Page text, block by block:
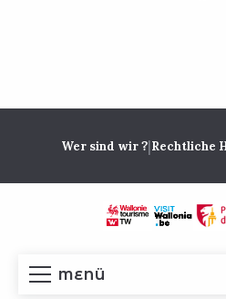
MENÜ
Wer sind wir ?|Rechtliche